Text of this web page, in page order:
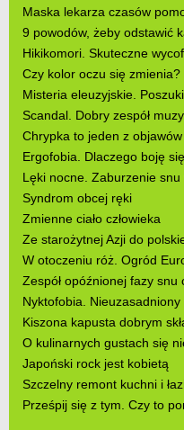
Maska lekarza czasów
9 powodów, żeby odstawić
Hikikomori. Skuteczne
Czy kolor oczu się zmienia?
Misteria eleuzyjskie.
Scandal. Dobry zespół
Chrypka to jeden z
Ergofobia. Dlaczego boję
Lęki nocne. Zaburzenie
Syndrom obcej ręki
Zmienne ciało człowieka
Ze starożytnej Azji do
W otoczeniu róż. Ogród
Zespół opóźnionej fazy
Nyktofobia.
Kiszona kapusta dobrym
O kulinarnych gustach się
Japoński rock jest kobietą
Szczelny remont kuchni i
Prześpij się z tym. Czy to